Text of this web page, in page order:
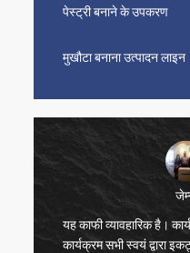
पेस्ट्री बनाने के उपकरण
मुखौटा बनाना उत्पादन लाइन
यह काफी व्यावहारिक है। कार्यकर्ता इसे पसंद करते हैं।
कार्यक्रम सभी स्वयं द्वारा इकट्ठे